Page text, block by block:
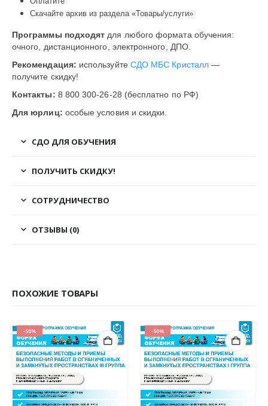
Скачайте архив из раздела «Товары/услуги»
Программы подходят для любого формата обучения:
очного, дистанционного, электронного, ДПО.
Рекомендация: используйте СДО МБС Кристалл—
получите скидку!
Контакты: 8 800 300-26-28 (бесплатно по РФ)
Для юрлиц: особые условия и скидки.
СДО ДЛЯ ОБУЧЕНИЯ
ПОЛУЧИТЬ СКИДКУ!
СОТРУДНИЧЕСТВО
ОТЗЫВЫ (0)
ПОХОЖИЕ ТОВАРЫ
-50% -50%